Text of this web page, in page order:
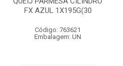
FX AZUL 1X195G(30
Código: 763621
Embalagem: UN